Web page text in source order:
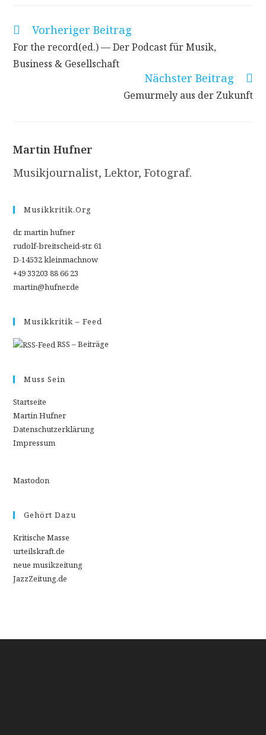
Weitere
ansehen
Vorheriger Beitrag
For the record(ed.) — Der Podcast für Musik,
Business & Gesellschaft
Nächster Beitrag
Gemurmely aus der Zukunft
Martin Hufner
Musikjournalist, Lektor, Fotograf.
Musikkritik.org
dr. martin hufner
rudolf-breitscheid-str. 61
D-14532 kleinmachnow
+49 33203 88 66 23
martin@hufner.de
Musikkritik – Feed
RSS – Beiträge
Muss Sein
Startseite
Martin Hufner
Datenschutzerklärung
Impressum
Mastodon
Gehört Dazu
Kritische Masse
urteilskraft.de
neue musikzeitung
JazzZeitung.de